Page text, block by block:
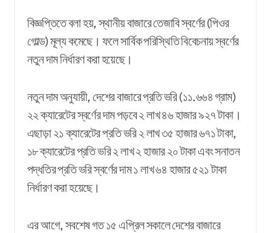
বিজ্ঞপ্তিতে বলা হয়, স্থানীয় বাজারে তেজাবি স্বর্ণের (পিওর
গোল্ড) মূল্য কমেছে। ফলে সার্বিক পরিস্থিতি বিবেচনায় স্বর্ণের
নতুন দাম নির্ধারণ করা হয়েছে।
নতুন দাম অনুযায়ী, দেশের বাজারে প্রতি ভরি (১১.৬৬৪ গ্রাম)
২২ ক্যারেটের স্বর্ণের দাম পড়বে ২ লাখ ৪৬ হাজার ৯২৭ টাকা।
এছাড়া ২১ ক্যারেটের প্রতি ভরি ২ লাখ ৩৫ হাজার ৬৭১ টাকা,
১৮ ক্যারেটের প্রতি ভরি ২ লাখ ২ হাজার ২০ টাকা এবং সনাতন
পদ্ধতির প্রতি ভরি স্বর্ণের দাম ১ লাখ ৬৪ হাজার ৫২১ টাকা
নির্ধারণ করা হয়েছে।
এর আগে, সবশেষ গত ১৫ এপ্রিল সকালে দেশের বাজারে